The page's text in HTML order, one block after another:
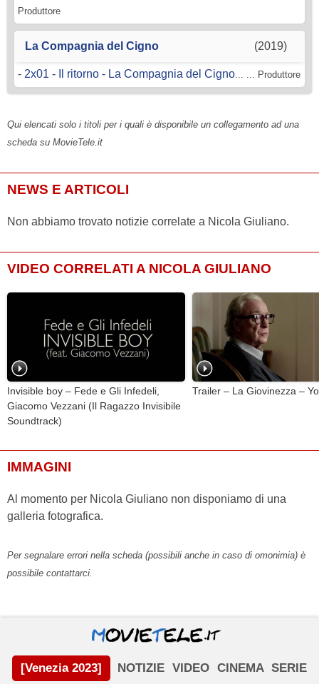
Produttore
La Compagnia del Cigno (2019)
- 2x01 - Il ritorno - La Compagnia del Cigno... ... Produttore
Qui elencati solo i titoli per i quali è disponibile un collegamento ad una
scheda su MovieTele.it
NEWS E ARTICOLI
Non abbiamo trovato notizie correlate a Nicola Giuliano.
VIDEO CORRELATI A NICOLA GIULIANO
Invisible boy – Fede e Gli Infedeli,
Giacomo Vezzani (Il Ragazzo Invisibile
Soundtrack)
Trailer – La Giovinezza –
IMMAGINI
Al momento per Nicola Giuliano non disponiamo di una
galleria fotografica.
Per segnalare errori nella scheda (possibili anche in caso di omonimia) è
possibile contattarci.
[Venezia 2023] NOTIZIE VIDEO CINEMA SERIE